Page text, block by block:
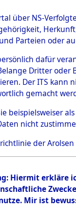
dem
über NS-
Parteien oder
dafür
Dritter
Der ITS
gemacht
beispielsweiser
nicht
der Arolsen
Hiermit erkläre
Mir ist